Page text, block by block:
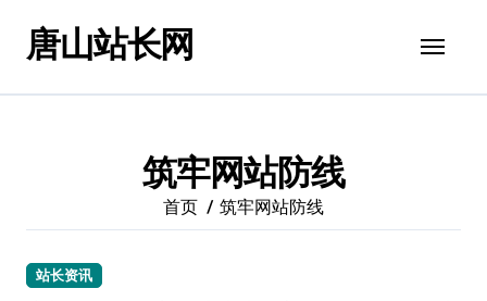
唐山站长网
筑牢网站防线
首页 筑牢网站防线
站长资讯